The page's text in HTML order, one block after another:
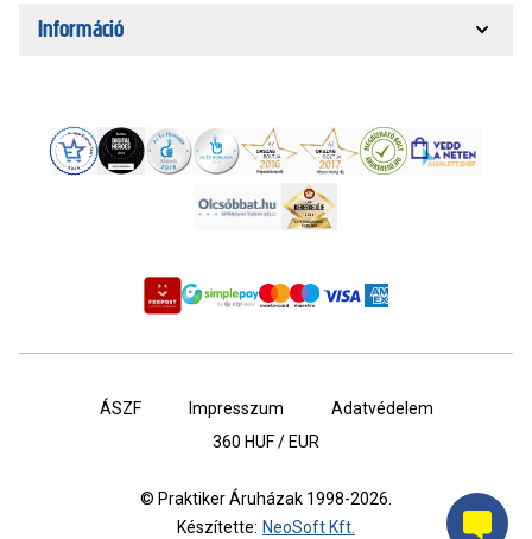
Információ
ÁSZF Impresszum
Adatvédelem
360 HUF / EUR
© Praktiker Áruházak 1998-2026.
Készítette: NeoSoft Kft.